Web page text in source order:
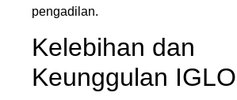
pengadilan.
Kelebihan dan
Keunggulan